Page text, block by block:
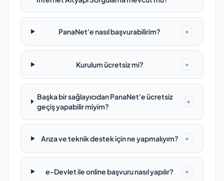
PanaNet'e nasıl başvurabilirim? +
Kurulum ücretsiz mi? +
Başka bir sağlayıcıdan PanaNet'e ücretsiz
geçiş yapabilir miyim?
+
Arıza ve teknik destek için ne yapmalıyım? +
e-Devlet ile online başvuru nasıl yapılır? +